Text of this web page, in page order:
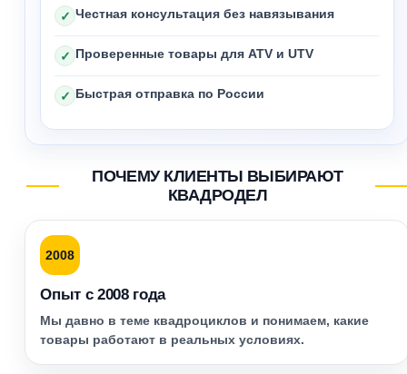
✓ Честная консультация без навязывания
✓ Проверенные товары для ATV и UTV
✓ Быстрая отправка по России
ПОЧЕМУ КЛИЕНТЫ ВЫБИРАЮТ
КВАДРОДЕЛ
2008
Опыт с 2008 года
Мы давно в теме квадроциклов и понимаем, какие
товары работают в реальных условиях.